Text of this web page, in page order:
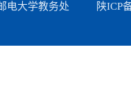
电大学教务处 陕ICP